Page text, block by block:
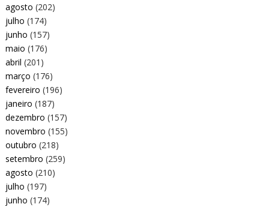
agosto (202)
julho (174)
junho (157)
maio (176)
abril (201)
março (176)
fevereiro (196)
janeiro (187)
dezembro (157)
novembro (155)
outubro (218)
setembro (259)
agosto (210)
julho (197)
junho (174)